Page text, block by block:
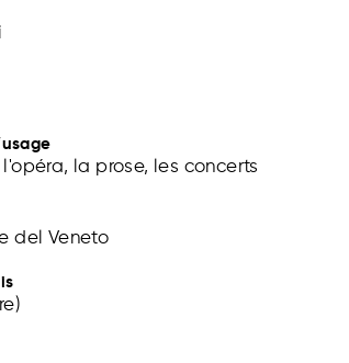
l'opéra, la prose, les concerts
del Veneto